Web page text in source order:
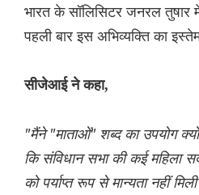
भारत के सॉलिसिटर जनरल
पहली बार इस अभिव्यक्ति का
सीजेआई ने कहा,
"मैंने "माताओं" शब्द का उपयोग
कि संविधान सभा की कई महिला
को पर्याप्त रूप से मान्यता नहीं